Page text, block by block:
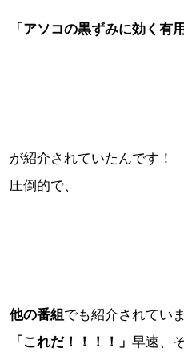
「アソコの黒ずみに効く有
が紹介されていたんです！
圧倒的で、
他の番組 でも紹介されてい
「これだ！！！！」 早速、